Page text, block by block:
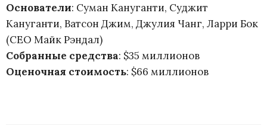
Основатели: Суман Кануганти, Суджит
Кануганти, Ватсон Джим, Джулия Чанг, Ларри Бок
(CEO Майк Рэндал)
Собранные средства: $35 миллионов
Оценочная стоимость: $66 миллионов